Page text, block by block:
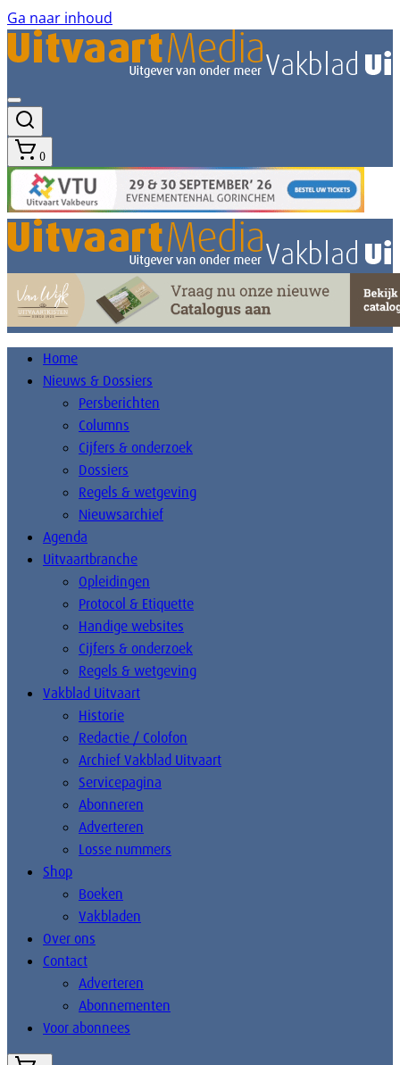
Ga naar inhoud
0
Home
Nieuws & Dossiers
Persberichten
Columns
Cijfers & onderzoek
Dossiers
Regels & wetgeving
Nieuwsarchief
Agenda
Uitvaartbranche
Opleidingen
Protocol & Etiquette
Handige websites
Cijfers & onderzoek
Regels & wetgeving
Vakblad Uitvaart
Historie
Redactie / Colofon
Archief Vakblad Uitvaart
Servicepagina
Abonneren
Adverteren
Losse nummers
Shop
Boeken
Vakbladen
Over ons
Contact
Adverteren
Abonnementen
Voor abonnees